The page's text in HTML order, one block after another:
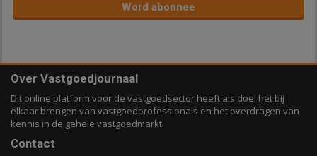
Word abonnee
Over Vastgoedjournaal
Dit online platform voor de vastgoedsector heeft als doel het bij
elkaar brengen van vastgoedprofessionals en het overdragen van
kennis in de gehele vastgoedmarkt.
Contact